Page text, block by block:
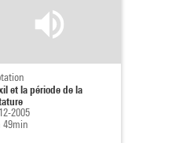
et la période de la
2005
49min